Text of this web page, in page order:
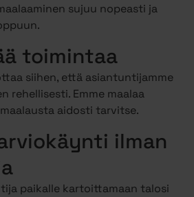
sujuu nopeasti ja
toimintaa
siihen, että asiantuntijamme
rehellisesti. Emme maalaa
aidosti tarvitse.
ilman
paikalle kartoittamaan talosi